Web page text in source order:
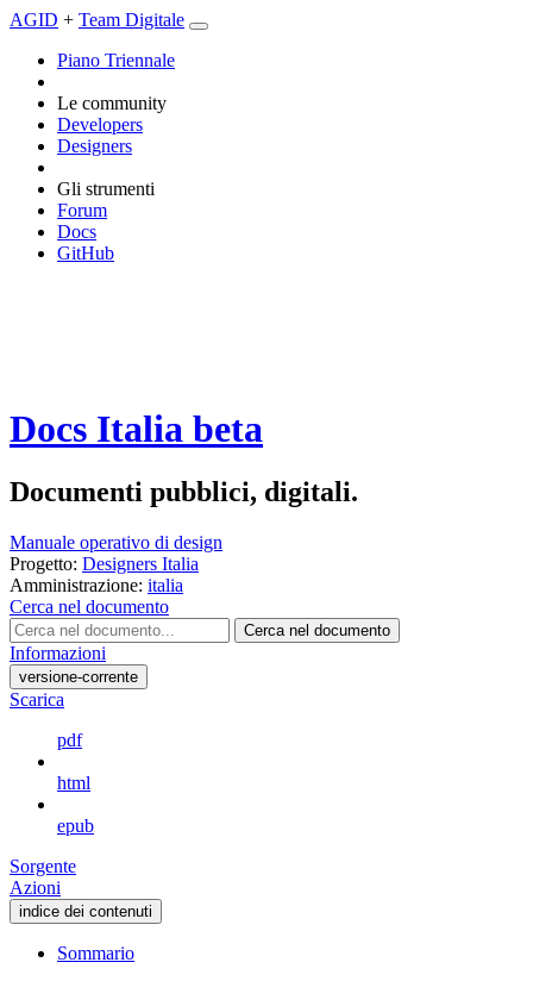
AGID + Team Digitale
Piano Triennale
Le community
Developers
Designers
Gli strumenti
Forum
Docs
GitHub
Docs Italia beta
Documenti pubblici, digitali.
Manuale operativo di design
Progetto: Designers Italia
Amministrazione: italia
Cerca nel documento
Cerca nel documento
Informazioni
versione-corrente
Scarica
pdf
html
epub
Sorgente
Azioni
indice dei contenuti
Sommario